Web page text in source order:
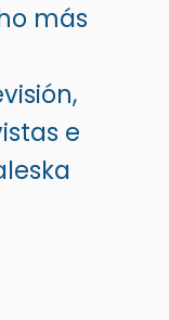
más
e